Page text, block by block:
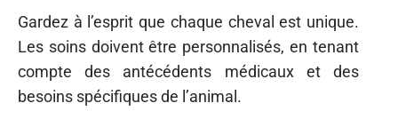
Gardez à l’esprit que chaque cheval est unique.
Les soins doivent être personnalisés, en tenant
compte des antécédents médicaux et des
besoins spécifiques de l’animal.